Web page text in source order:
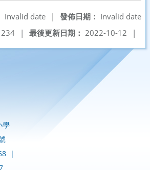
發佈日期： Invalid date
Invalid date
|
最後更新日期： 2022-10-12 |
234 |
學
|